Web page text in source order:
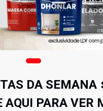
DA SEMANA
AQUI PARA VER